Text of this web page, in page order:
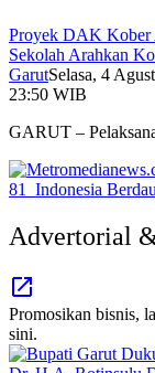
Proyek DAK Kober
Sekolah Arahkan
GarutSelasa, 4
23:50 WIB
GARUT –
Advertorial
Promosikan bisnis,
sini.